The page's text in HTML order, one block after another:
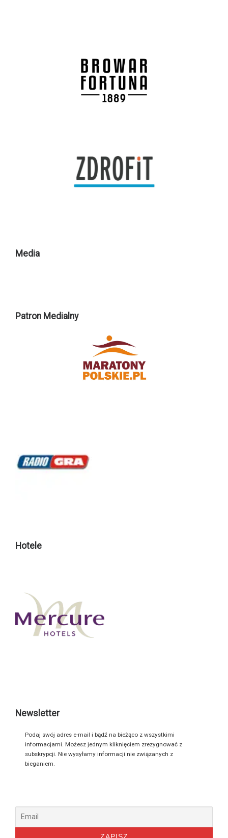
Media
Patron Medialny
Hotele
Newsletter
Podaj swój adres e-mail i bądź na bieżąco z wszystkimi
informacjami. Możesz jednym kliknięciem zrezygnować z
subskrypcji. Nie wysyłamy informacji nie związanych z
bieganiem.